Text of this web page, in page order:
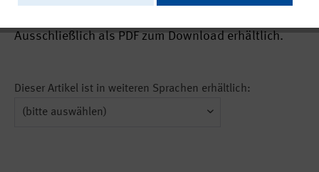
Nr. 0442)
Ausschließlich als PDF zum Download erhältlich.
Dieser Artikel ist in weiteren Sprachen erhältlich: